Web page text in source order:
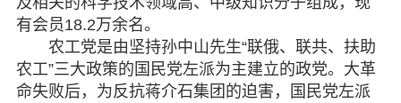
有会员18.2万余名。
农工党是由坚持孙中山先生“联俄、联共、扶助
农工”三大政策的国民党左派为主建立的政党。大革
命失败后，为反抗蒋介石集团的迫害，国民党左派